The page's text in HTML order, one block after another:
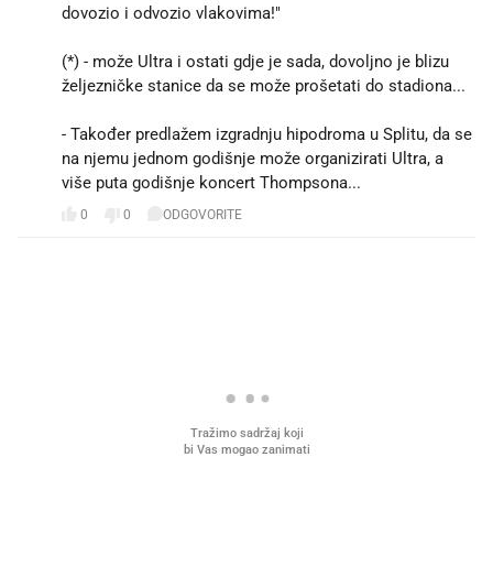
dovozio i odvozio vlakovima!"
(*) - može Ultra i ostati gdje je sada, dovoljno je blizu
željezničke stanice da se može prošetati do stadiona...
- Također predlažem izgradnju hipodroma u Splitu, da se
na njemu jednom godišnje može organizirati Ultra, a
više puta godišnje koncert Thompsona...
0 0 ODGOVORITE